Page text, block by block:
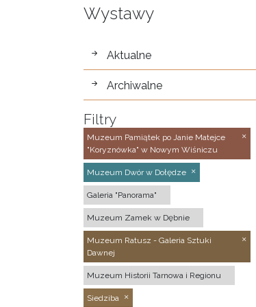
Wystawy
wystawy
Aktualne
Archiwalne
Filtry
Muzeum Pamiątek po Janie Matejce
"Koryznówka" w Nowym Wiśniczu
Muzeum Dwór w Dołędze
Galeria "Panorama"
Muzeum Zamek w Dębnie
Muzeum Ratusz - Galeria Sztuki
Dawnej
Muzeum Historii Tarnowa i Regionu
Siedziba